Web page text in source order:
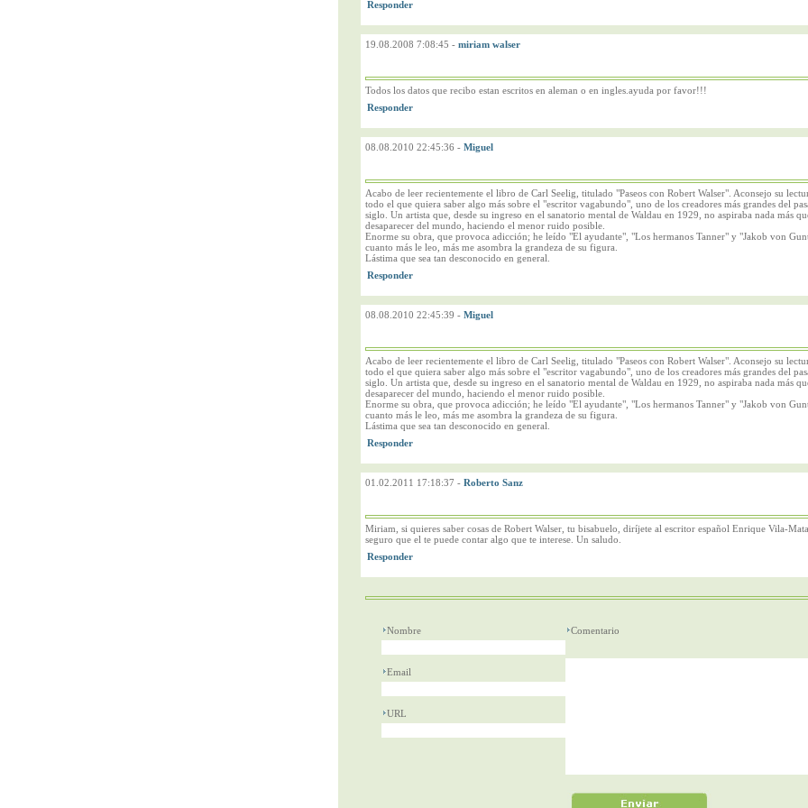
19.08.2008 7:08:45 - miriam walser
Todos los datos que recibo estan escritos en aleman o en ingles.ayuda por favor!!!
08.08.2010 22:45:36 - Miguel
Acabo de leer recientemente el libro de Carl Seelig, titulado "Paseos con Robert Walser". Aconsejo su
todo el que quiera saber algo más sobre el "escritor vagabundo", uno de los creadores más grandes del
siglo. Un artista que, desde su ingreso en el sanatorio mental de Waldau en 1929, no aspiraba nada más
desaparecer del mundo, haciendo el menor ruido posible.
Enorme su obra, que provoca adicción; he leído "El ayudante", "Los hermanos Tanner" y "Jakob von
cuanto más le leo, más me asombra la grandeza de su figura.
Lástima que sea tan desconocido en general.
08.08.2010 22:45:39 - Miguel
Acabo de leer recientemente el libro de Carl Seelig, titulado "Paseos con Robert Walser". Aconsejo su
todo el que quiera saber algo más sobre el "escritor vagabundo", uno de los creadores más grandes del
siglo. Un artista que, desde su ingreso en el sanatorio mental de Waldau en 1929, no aspiraba nada más
desaparecer del mundo, haciendo el menor ruido posible.
Enorme su obra, que provoca adicción; he leído "El ayudante", "Los hermanos Tanner" y "Jakob von
cuanto más le leo, más me asombra la grandeza de su figura.
Lástima que sea tan desconocido en general.
01.02.2011 17:18:37 - Roberto Sanz
Miriam, si quieres saber cosas de Robert Walser, tu bisabuelo, diríjete al escritor español Enrique Vila-
seguro que el te puede contar algo que te interese. Un saludo.
Nombre
Email
URL
Comentario